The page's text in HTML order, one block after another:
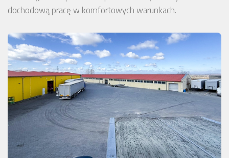
dochodową pracę w komfortowych warunkach.